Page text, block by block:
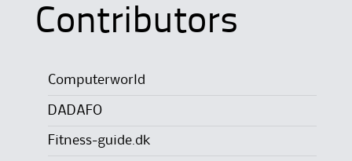
Contributors
Computerworld
DADAFO
Fitness-guide.dk